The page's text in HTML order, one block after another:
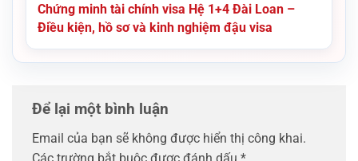
Chứng minh tài chính visa Hệ 1+4 Đài Loan –
Điều kiện, hồ sơ và kinh nghiệm đậu visa
Để lại một bình luận
Email của bạn sẽ không được hiển thị công khai.